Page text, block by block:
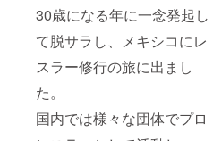
30歳になる年に一念発起し
て脱サラし、メキシコにレ
スラー修行の旅に出まし
た。
国内では様々な団体でプロ